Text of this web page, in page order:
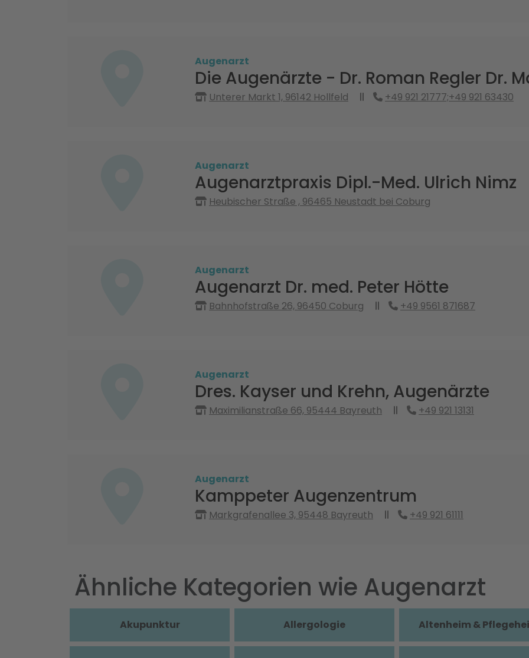
Augenarzt
Die Augenärzte - Dr. Roman Regler Dr.
Unterer Markt 1, 96142 Hollfeld +49 921 21777;+49 921 63430
Augenarzt
Augenarztpraxis Dipl.-Med. Ulrich Nimz
Heubischer Straße , 96465 Neustadt bei Coburg
Augenarzt
Augenarzt Dr. med. Peter Hötte
Bahnhofstraße 26, 96450 Coburg +49 9561 871687
Augenarzt
Dres. Kayser und Krehn, Augenärzte
Maximilianstraße 66, 95444 Bayreuth +49 921 13131
Augenarzt
Kamppeter Augenzentrum
Markgrafenallee 3, 95448 Bayreuth +49 921 61111
Ähnliche Kategorien wie Augenarzt
Akupunktur Allergologie Altenheim &